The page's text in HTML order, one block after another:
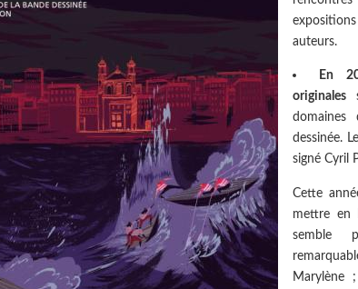
auteurs.
En
originales
dessinée.
signé Cyril
Cette
mettre en
semble
Marylène